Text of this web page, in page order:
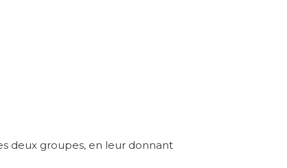
deux groupes, en leur donnant